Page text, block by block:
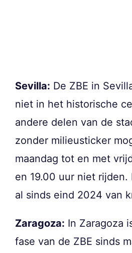
Sevilla: De ZBE in
niet in het historische
andere delen van de
zonder milieusticker
maandag tot en met
en 19.00 uur niet rijden.
al sinds eind 2024 van
Zaragoza: In Zaragoza
fase van de ZBE sinds